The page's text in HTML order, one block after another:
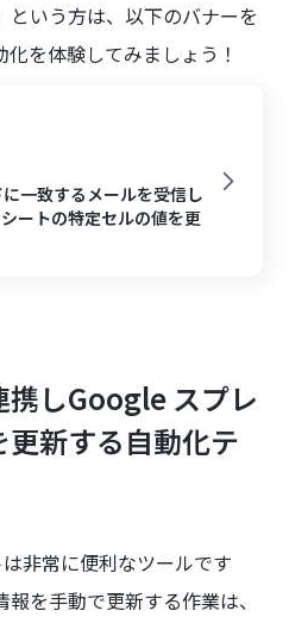
という方は、以下のバナーを
を体験してみましょう！
一致するメールを受信し
ートの特定セルの値を更
しGoogle スプレ
新する自動化テ
非常に便利なツールです
を手動で更新する作業は、